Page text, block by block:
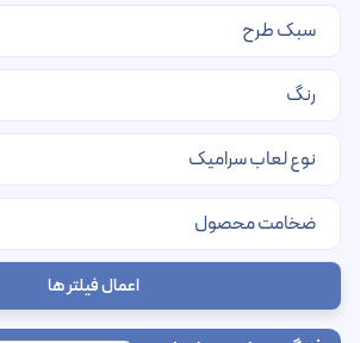
اعمال فیلتر ها